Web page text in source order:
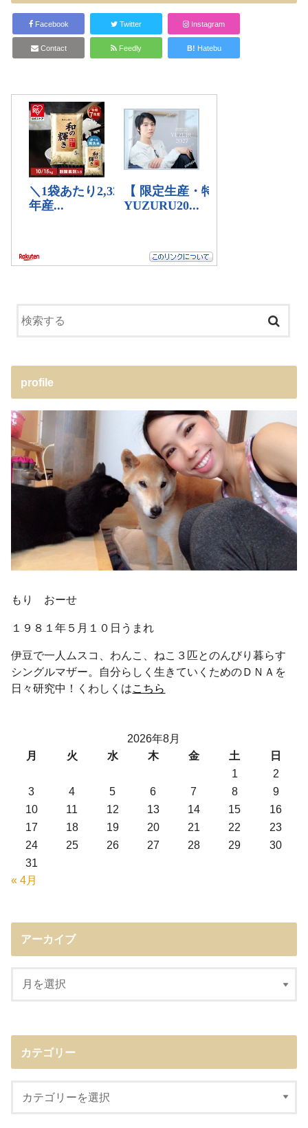
Facebook Twitter Instagram
Contact Feedly B! Hatebu
profile
もり おーせ
１９８１年５月１０日うまれ
伊豆で一人ムスコ、わんこ、ねこ３匹とのんびり暮らす
シングルマザー。自分らしく生きていくためのＤＮＡを
日々研究中！くわしくはこちら
2026年8月
月
火 水 木 金 土
日
1
2
3
4 5 6 7 8
9
10
11 12 13 14 15
16
17
18 19 20 21 22
23
24
25 26 27 28 29
30
31
« 4月
アーカイブ
カテゴリー